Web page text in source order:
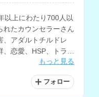
以上にわたり700人以
れたカウンセラーさん
、アダルトチルドレ
恋愛、HSP、トラウ
人間関係など、様々な
もっと見る
フォロー